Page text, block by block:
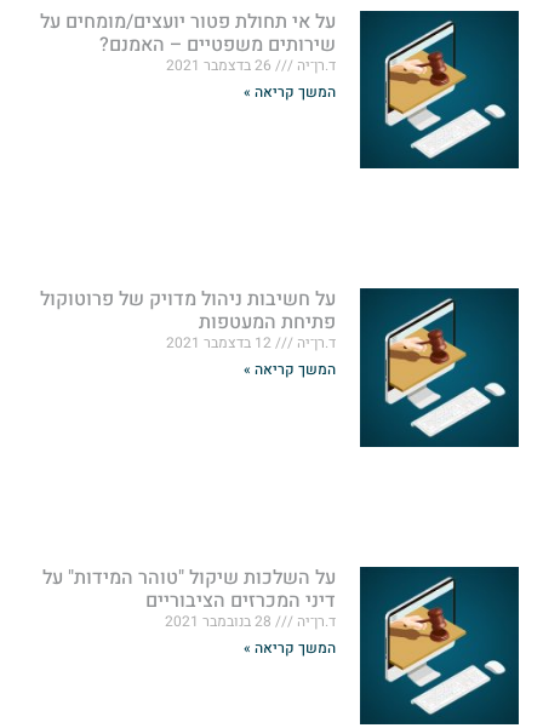
על אי תחולת פטור יועצים/מומחים על
שירותים משפטיים – האמנם?
ד.רן־יה
26 בדצמבר 2021
המשך קריאה »
על חשיבות ניהול מדויק של פרוטוקול
פתיחת המעטפות
ד.רן־יה
12 בדצמבר 2021
המשך קריאה »
על השלכות שיקול "טוהר המידות" על
דיני המכרזים הציבוריים
ד.רן־יה
28 בנובמבר 2021
המשך קריאה »